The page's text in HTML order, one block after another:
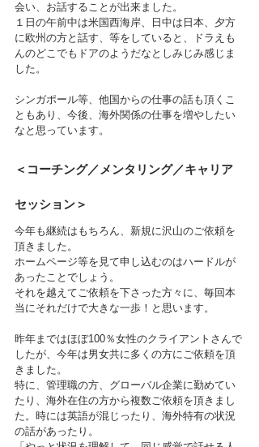
会い、お話することが出来ました。
１日の午前中は米国西海岸、日中は日本、夕方
に欧州の方と話す、等をしていると、ドラえも
んのどこでもドアのようだなとしみじみ感じま
した。
シンガポール等、他国からの仕事の話も頂くこ
ともあり、今後、海外関係の仕事を増やしたい
なと思っています。
＜コーチング／メンタリング／キャリア
セッション＞
今年も継続はもちろん、新規に沢山のご依頼を
頂きました。
ホームページ等を見て申し込むのはハードルが
あったことでしょう。
それを越えてご依頼を下さった方々に、毎回本
当にそれだけで大きな一歩！と思います。
昨年まではほぼ100％女性のクライアントさんで
したが、今年は男女共に多くの方にご依頼を頂
きました。
特に、管理職の方、グローバル企業に勤めてい
たり、海外在住の方から複数ご依頼を頂きまし
た。時には英語が混じったり、海外特有の状況
の話があったり。